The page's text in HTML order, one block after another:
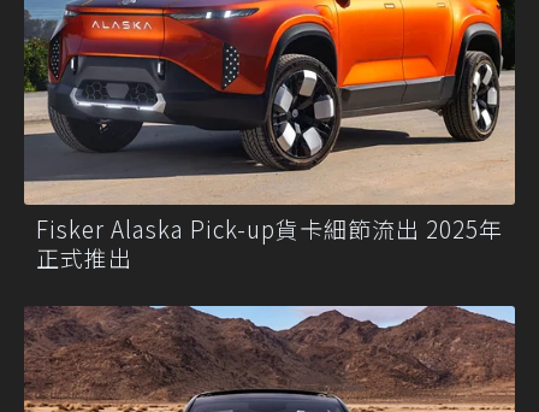
Fisker Alaska Pick-up貨卡細節流出 2025年
正式推出